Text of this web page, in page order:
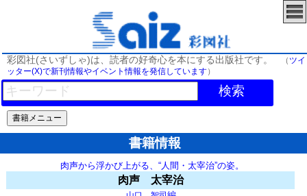
彩図社(さいずしゃ)は、読者の好奇心を本にする出版社です。 （ ツイ
ッター(X)で新刊情報やイベント情報を発信しています）
検索
書籍情報
肉声から浮かび上がる、“人間・太宰治”の姿。
肉声 太宰治